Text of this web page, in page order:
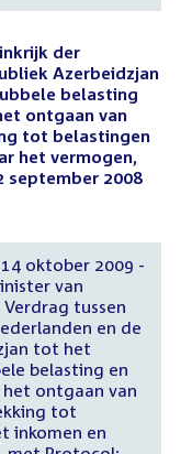
der
Azerbeidzjan
belasting
ontgaan van
tot belastingen
het vermogen,
september 2008
oktober 2009 -
van
tussen
en de
tot het
belasting en
ontgaan van
tot
inkomen en